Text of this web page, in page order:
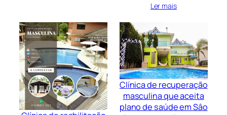
Ler mais
Clínica de recuperação
masculina que aceita
plano de saúde em Sâo